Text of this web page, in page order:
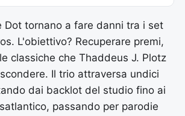
Dot tornano a fare danni tra i set
L'obiettivo? Recuperare premi,
classiche che Thaddeus J. Plotz
Il trio attraversa undici
dai backlot del studio fino ai
passando per parodie